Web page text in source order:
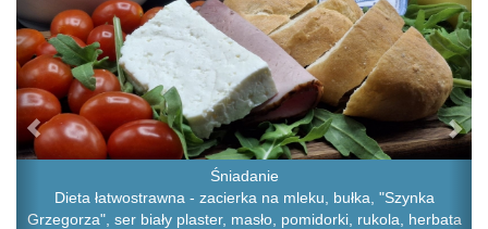
Śniadanie
Dieta łatwostrawna - zacierka na mleku, bułka, "Szynka
Grzegorza", ser biały plaster, masło, pomidorki, rukola, herbata